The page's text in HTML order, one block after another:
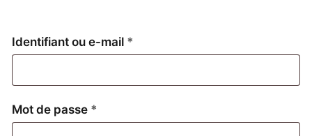
Identifiant ou e-mail *
Mot de passe *